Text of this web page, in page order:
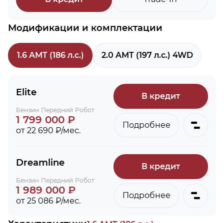
Модификации и комплектации
1.6 AMT (186 л.с.) 2.0 AMT (197 л.с.) 4WD
Elite
Бензин Передний Робот
1 799 000 ₽
от 22 690 ₽/мес.
В кредит
Подробнее
Dreamline
Бензин Передний Робот
1 989 000 ₽
от 25 086 ₽/мес.
В кредит
Подробнее